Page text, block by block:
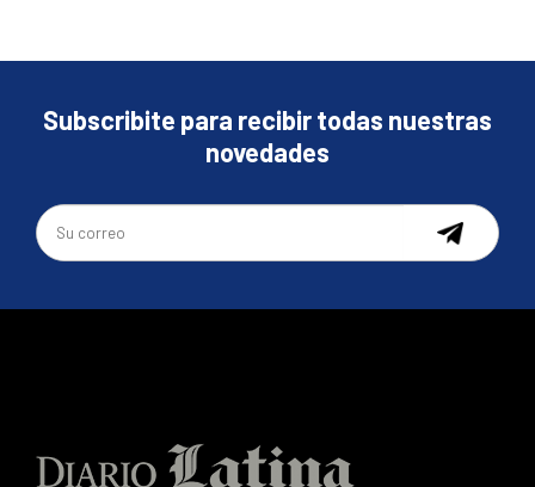
Subscribite para recibir todas nuestras
novedades